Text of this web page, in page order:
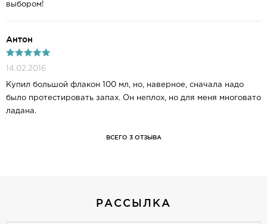
выбором!
Антон
14.02.2016
Купил большой флакон 100 мл, но, наверное, сначала надо
было протестировать запах. Он неплох, но для меня многовато
ладана.
ВСЕГО 3 ОТЗЫВА
РАССЫЛКА